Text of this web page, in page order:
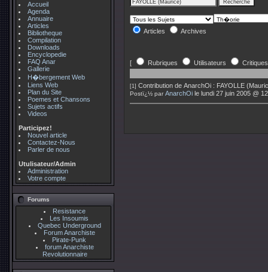
Accueil
Agenda
Annuaire
Articles
Bibliotheque
Compilation
Downloads
Encyclopedie
FAQ Anar
Gallerie
H�bergement Web
Liens Web
Plan du Site
Poemes et Chansons
Sujets actifs
Videos
Participez!
Nouvel article
Contactez-Nous
Parler de nous
Utulisateur/Admin
Administration
Votre compte
Forums
Resistance
Les Insoumis
Quebec Underground
Forum Anarchiste
Pirate-Punk
forum Anarchiste
Revolutionnaire
Articles Archives
[ Rubriques Utilisateurs
[1] Contribution de AnarchOi : FAYOLLE
Postï¿½ par AnarchOi le lundi 27 juin 2005 @